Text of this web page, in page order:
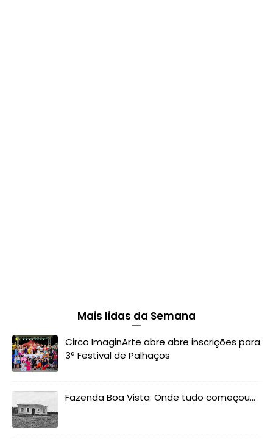
Mais lidas da Semana
Circo ImaginArte abre abre inscrições para
3ª Festival de Palhaços
Fazenda Boa Vista: Onde tudo começou...